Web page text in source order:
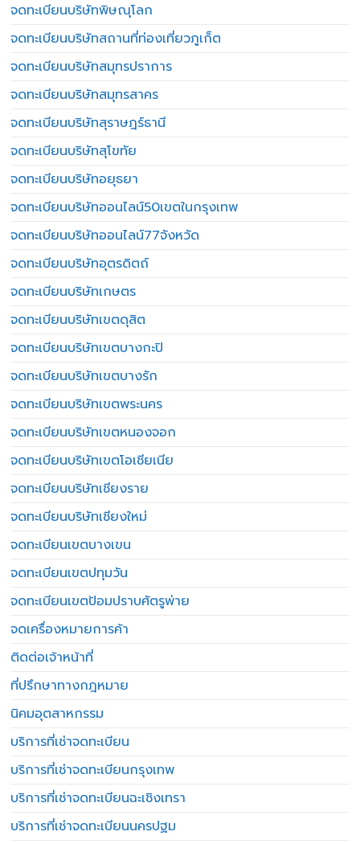
จดทะเบียนบริษัทพิษณุโลก
จดทะเบียนบริษัทสถานที่ท่องเที่ยวภูเก็ต
จดทะเบียนบริษัทสมุทรปราการ
จดทะเบียนบริษัทสมุทรสาคร
จดทะเบียนบริษัทสุราษฎร์ธานี
จดทะเบียนบริษัทสุโขทัย
จดทะเบียนบริษัทอยุธยา
จดทะเบียนบริษัทออนไลน์50เขตในกรุงเทพ
จดทะเบียนบริษัทออนไลน์77จังหวัด
จดทะเบียนบริษัทอุตรดิตถ์
จดทะเบียนบริษัทเกษตร
จดทะเบียนบริษัทเขตดุสิต
จดทะเบียนบริษัทเขตบางกะปิ
จดทะเบียนบริษัทเขตบางรัก
จดทะเบียนบริษัทเขตพระนคร
จดทะเบียนบริษัทเขตหนองจอก
จดทะเบียนบริษัทเขตโอเชียเนีย
จดทะเบียนบริษัทเชียงราย
จดทะเบียนบริษัทเชียงใหม่
จดทะเบียนเขตบางเขน
จดทะเบียนเขตปทุมวัน
จดทะเบียนเขตป้อมปราบศัตรูพ่าย
จดเครื่องหมายการค้า
ติดต่อเจ้าหน้าที่
ที่ปรึกษาทางกฎหมาย
นิคมอุตสาหกรรม
บริการที่เช่าจดทะเบียน
บริการที่เช่าจดทะเบียนกรุงเทพ
บริการที่เช่าจดทะเบียนฉะเชิงเทรา
บริการที่เช่าจดทะเบียนนครปฐม